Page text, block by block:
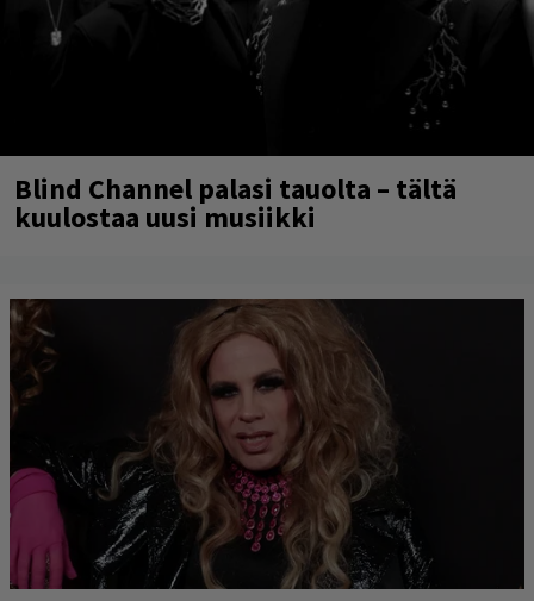
Blind Channel palasi tauolta – tältä
kuulostaa uusi musiikki